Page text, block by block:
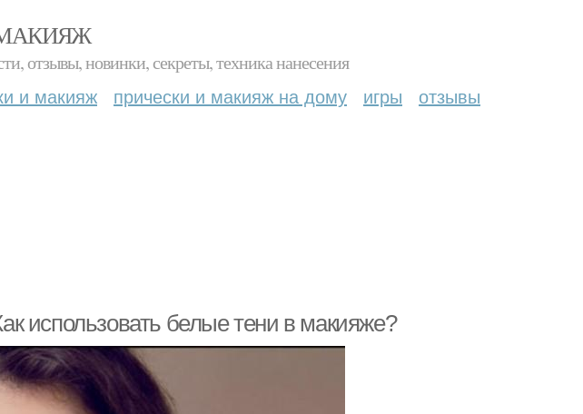
отзывы, новинки, секреты, техника нанесения
и макияж прически и макияж на дому игры отзывы
использовать белые тени в макияже?